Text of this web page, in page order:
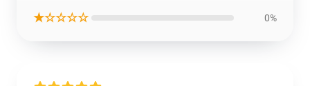
★☆☆☆☆ 0%